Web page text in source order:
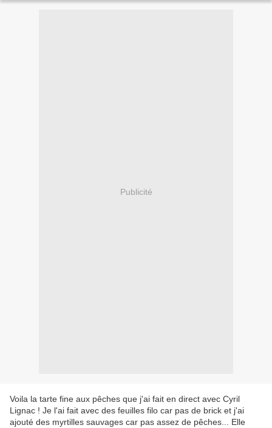
Publicité
Voila la tarte fine aux pêches que j'ai fait en direct avec Cyril
Lignac ! Je l'ai fait avec des feuilles filo car pas de brick et j'ai
ajouté des myrtilles sauvages car pas assez de pêches... Elle